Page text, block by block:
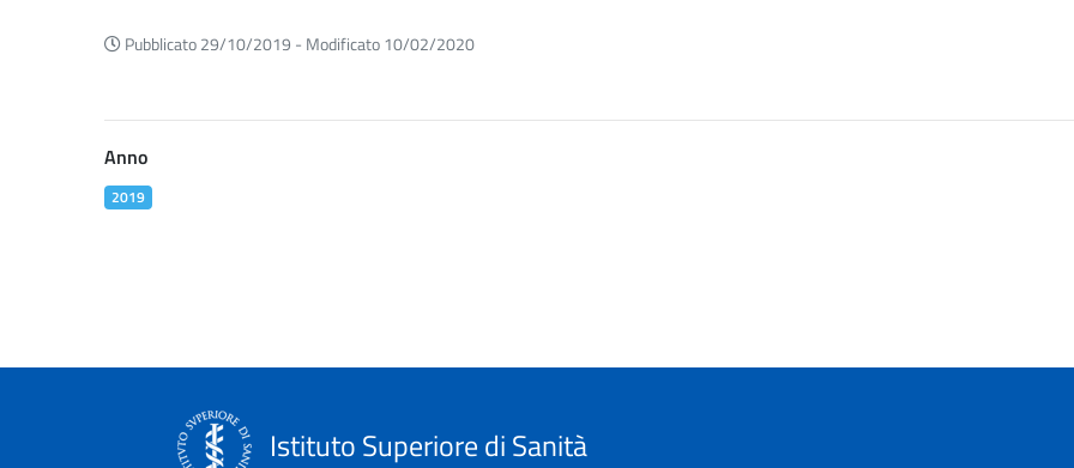
Pubblicato 29/10/2019 - Modificato 10/02/2020
Anno
2019
Istituto Superiore di Sanità